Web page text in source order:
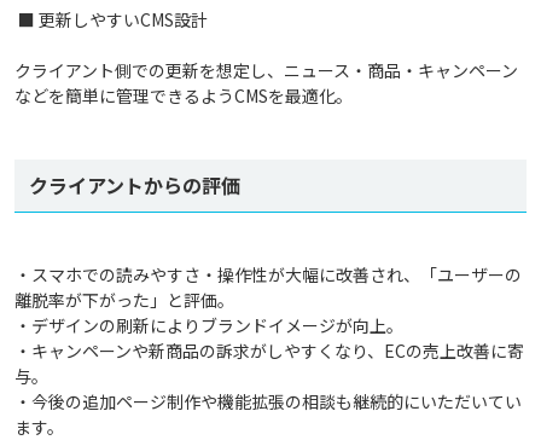
■ 更新しやすいCMS設計
クライアント側での更新を想定し、ニュース・商品・キャンペーン
などを簡単に管理できるようCMSを最適化。
クライアントからの評価
・スマホでの読みやすさ・操作性が大幅に改善され、「ユーザーの
離脱率が下がった」と評価。
・デザインの刷新によりブランドイメージが向上。
・キャンペーンや新商品の訴求がしやすくなり、ECの売上改善に寄
与。
・今後の追加ページ制作や機能拡張の相談も継続的にいただいてい
ます。